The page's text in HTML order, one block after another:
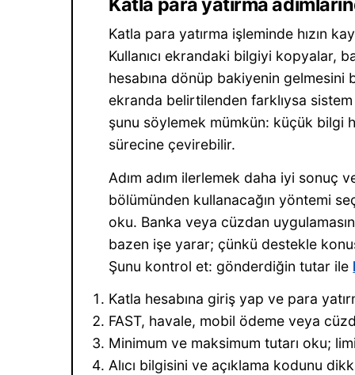
Katla para yatırma işleminde hızın
Kullanıcı ekrandaki bilgiyi kopyalar,
hesabına dönüp bakiyenin
ekranda belirtilenden farklıysa
şunu söylemek mümkün: küçük bilgi
sürecine çevirebilir.
Adım adım ilerlemek daha iyi sonuç
bölümünden kullanacağın yöntemi
oku. Banka veya cüzdan
bazen işe yarar; çünkü destekle
Şunu kontrol et: gönderdiğin tutar ile
Katla hesabına giriş yap ve para
FAST, havale, mobil ödeme veya
Minimum ve maksimum tutarı oku;
Alıcı bilgisini ve açıklama kodunu